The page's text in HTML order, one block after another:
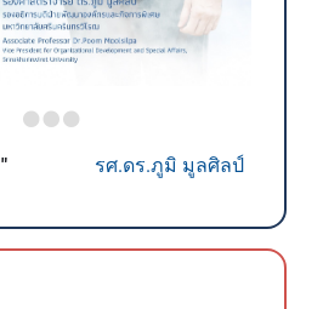
" รศ.ดร.ภูมิ มูลศิลป์